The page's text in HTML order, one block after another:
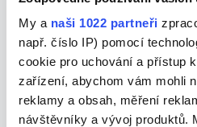
My a naši 1022 partneři
např. číslo IP) pomocí
cookie pro uchování a přístup
zařízení, abychom vám mohli
reklamy a obsah, měření
návštěvníky a vývoj produktů.
Štěpán
Ředitel marketingu |